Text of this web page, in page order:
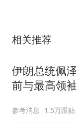
相关推荐
伊朗总统佩
前与最高领
参考消息 1.5万跟贴